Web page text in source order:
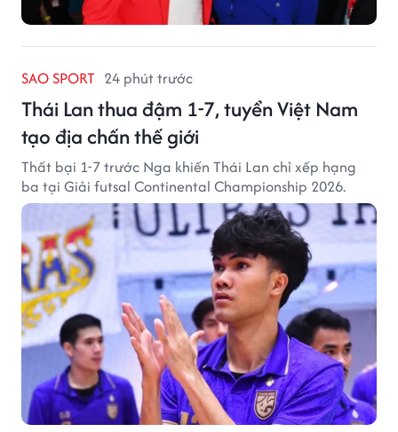
SAO SPORT 24 phút trước
Thái Lan thua đậm 1-7, tuyển Việt Nam
tạo địa chấn thế giới
Thất bại 1-7 trước Nga khiến Thái Lan chỉ xếp hạng
ba tại Giải futsal Continental Championship 2026.